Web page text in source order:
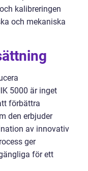
kalibreringen
och mekaniska
5000 är inget
förbättra
den erbjuder
av innovativ
ger
för ett